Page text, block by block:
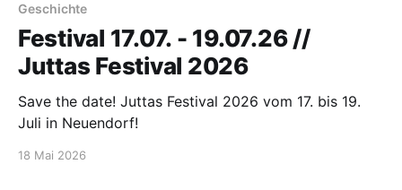
Geschichte
Festival 17.07. - 19.07.26 //
Juttas Festival 2026
Save the date! Juttas Festival 2026 vom 17. bis 19.
Juli in Neuendorf!
18 Mai 2026